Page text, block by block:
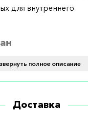
для внутреннего
быть использован
прием статинов
полное описание
Доставка